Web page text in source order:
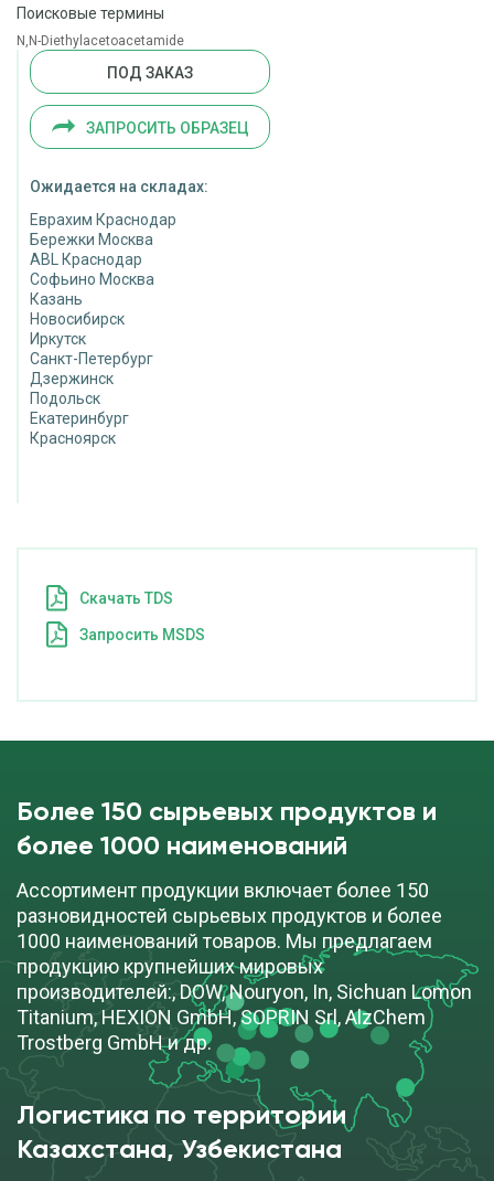
Поисковые термины
N,N-Diethylacetoacetamide
ПОД ЗАКАЗ
ЗАПРОСИТЬ ОБРАЗЕЦ
Ожидается на складах:
Еврахим Краснодар
Бережки Москва
ABL Краснодар
Софьино Москва
Казань
Новосибирск
Иркутск
Санкт-Петербург
Дзержинск
Подольск
Екатеринбург
Красноярск
Cкачать TDS
Запросить MSDS
Более 150 сырьевых продуктов и
более 1000 наименований
Ассортимент продукции включает более 150
разновидностей сырьевых продуктов и более
1000 наименований товаров. Мы предлагаем
продукцию крупнейших мировых
производителей:, DOW, Nouryon, In, Sichuan Lomon
Titanium, HEXION GmbH, SOPRIN Srl, AlzChem
Trostberg GmbH и др.
Логистика по территории
Казахстана, Узбекистана